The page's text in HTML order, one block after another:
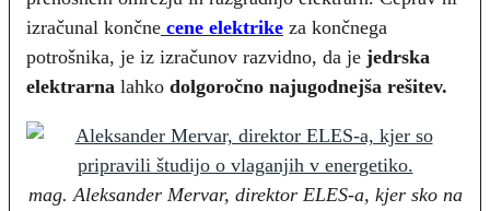
izračunal končne cene elektrike za končnega
potrošnika, je iz izračunov razvidno, da je jedrska
elektrarna lahko dolgoročno najugodnejša rešitev.
mag. Aleksander Mervar, direktor ELES-a, kjer sko na